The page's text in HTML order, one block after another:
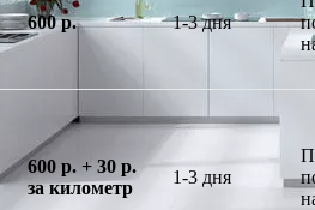
600 р. 1-3 дня
600 р. + 30 р.
за километр
1-3 дня